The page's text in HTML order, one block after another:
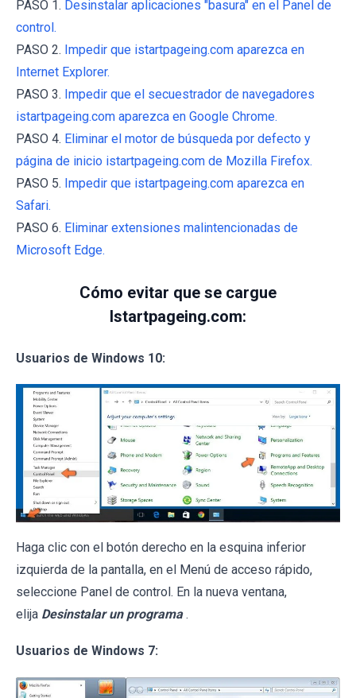
PASO 1. Desinstalar aplicaciones "basura" en el Panel de
control.
PASO 2. Impedir que istartpageing.com aparezca en
Internet Explorer.
PASO 3. Impedir que el secuestrador de navegadores
istartpageing.com aparezca en Google Chrome.
PASO 4. Eliminar el motor de búsqueda por defecto y
página de inicio istartpageing.com de Mozilla Firefox.
PASO 5. Impedir que istartpageing.com aparezca en
Safari.
PASO 6. Eliminar extensiones malintencionadas de
Microsoft Edge.
Cómo evitar que se cargue
Istartpageing.com:
Usuarios de Windows 10:
Haga clic con el botón derecho en la esquina inferior
izquierda de la pantalla, en el Menú de acceso rápido,
seleccione Panel de control. En la nueva ventana,
elija Desinstalar un programa .
Usuarios de Windows 7: